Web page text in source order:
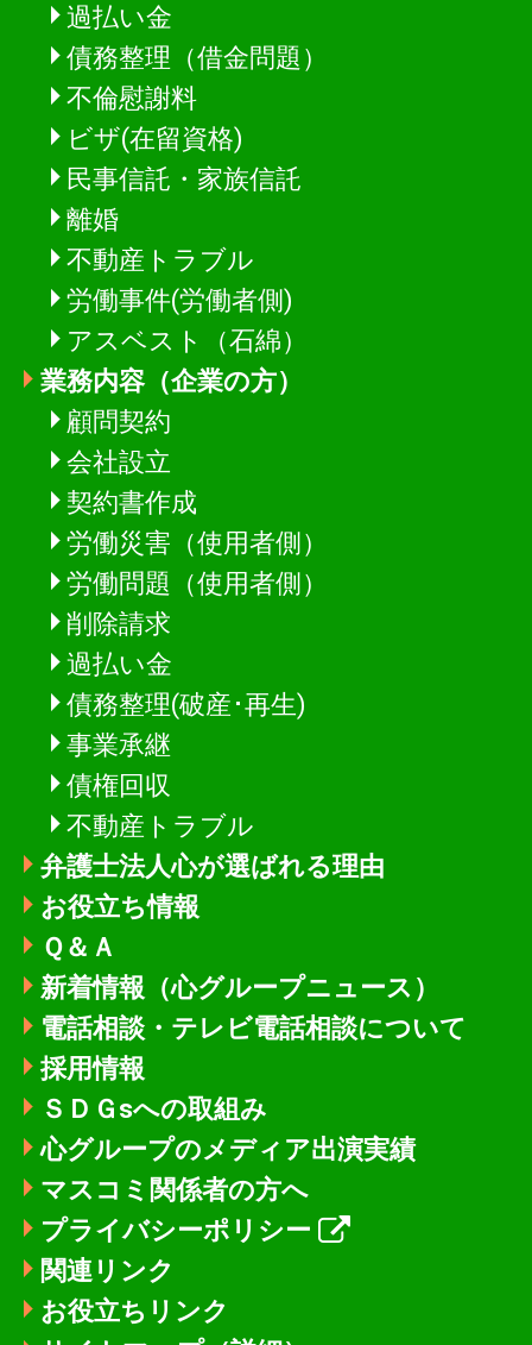
過払い金
債務整理（借金問題）
不倫慰謝料
ビザ(在留資格)
民事信託・家族信託
離婚
不動産トラブル
労働事件(労働者側)
アスベスト（石綿）
業務内容（企業の方）
顧問契約
会社設立
契約書作成
労働災害（使用者側）
労働問題（使用者側）
削除請求
過払い金
債務整理(破産･再生)
事業承継
債権回収
不動産トラブル
弁護士法人心が選ばれる理由
お役立ち情報
Ｑ＆Ａ
新着情報 （心グループニュース）
電話相談・テレビ電話相談について
採用情報
ＳＤＧsへの取組み
心グループのメディア出演実績
マスコミ関係者の方へ
プライバシーポリシー
関連リンク
お役立ちリンク